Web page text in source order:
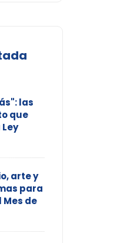
las
que
arte y
para
Mes de